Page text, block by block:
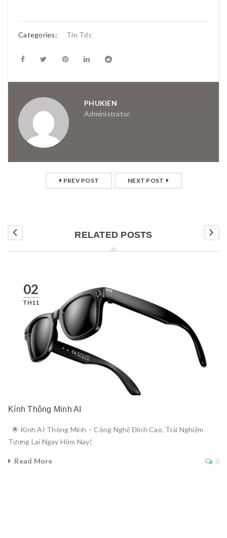
Categories: Tin Tức
PHUKIEN
Administrator
PREV POST NEXT POST
RELATED POSTS
02
TH11
Kính Thông Minh AI
🌟 Kính AI Thông Minh – Công Nghệ Đỉnh Cao, Trải Nghiệm
Tương Lai Ngay Hôm Nay!
Read More 0